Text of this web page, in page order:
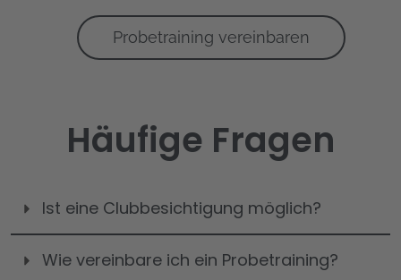
Probetraining vereinbaren
Häufige Fragen
Ist eine Clubbesichtigung möglich?
Wie vereinbare ich ein Probetraining?